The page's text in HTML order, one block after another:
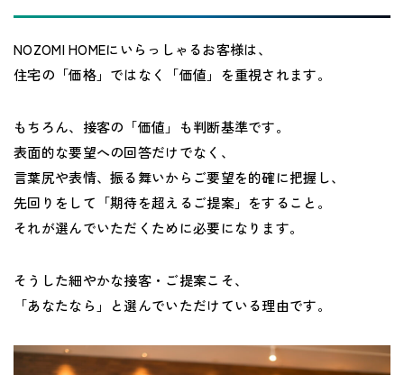
NOZOMI HOMEにいらっしゃるお客様は、
住宅の「価格」ではなく「価値」を重視されます。
もちろん、接客の「価値」も判断基準です。
表面的な要望への回答だけでなく、
言葉尻や表情、振る舞いからご要望を的確に把握し、
先回りをして「期待を超えるご提案」をすること。
それが選んでいただくために必要になります。
そうした細やかな接客・ご提案こそ、
「あなたなら」と選んでいただけている理由です。